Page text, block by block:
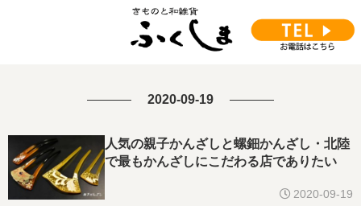
2020-09-19
人気の親子かんざしと螺鈿かんざし・北陸
で最もかんざしにこだわる店でありたい
2020-09-19